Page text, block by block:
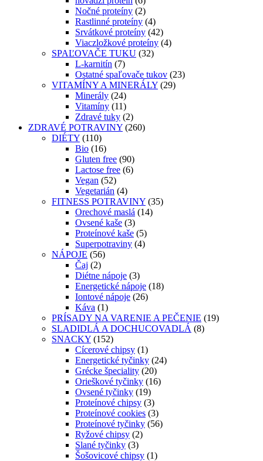
Nočné proteíny (2)
Rastlinné proteíny (4)
Srvátkové proteíny (42)
Viaczložkové proteíny (4)
SPAĽOVAČE TUKU (32)
L-karnitín (7)
Ostatné spaľovače tukov (23)
VITAMÍNY A MINERÁLY (29)
Minerály (24)
Vitamíny (11)
Zdravé tuky (2)
ZDRAVÉ POTRAVINY (260)
DIÉTY (110)
Bio (16)
Gluten free (90)
Lactose free (6)
Vegan (52)
Vegetarián (4)
FITNESS POTRAVINY (35)
Orechové maslá (14)
Ovsené kaše (3)
Proteínové kaše (5)
Superpotraviny (4)
NÁPOJE (56)
Čaj (2)
Diétne nápoje (3)
Energetické nápoje (18)
Iontové nápoje (26)
Káva (1)
PRÍSADY NA VARENIE A PEČENIE (19)
SLADIDLÁ A DOCHUCOVADLÁ (8)
SNACKY (152)
Cícerové chipsy (1)
Energetické tyčinky (24)
Grécke špeciality (20)
Orieškové tyčinky (16)
Ovsené tyčinky (19)
Proteínové chipsy (3)
Proteínové cookies (3)
Proteínové tyčinky (56)
Ryžové chipsy (2)
Slané tyčinky (3)
Šošovicové chipsy (1)